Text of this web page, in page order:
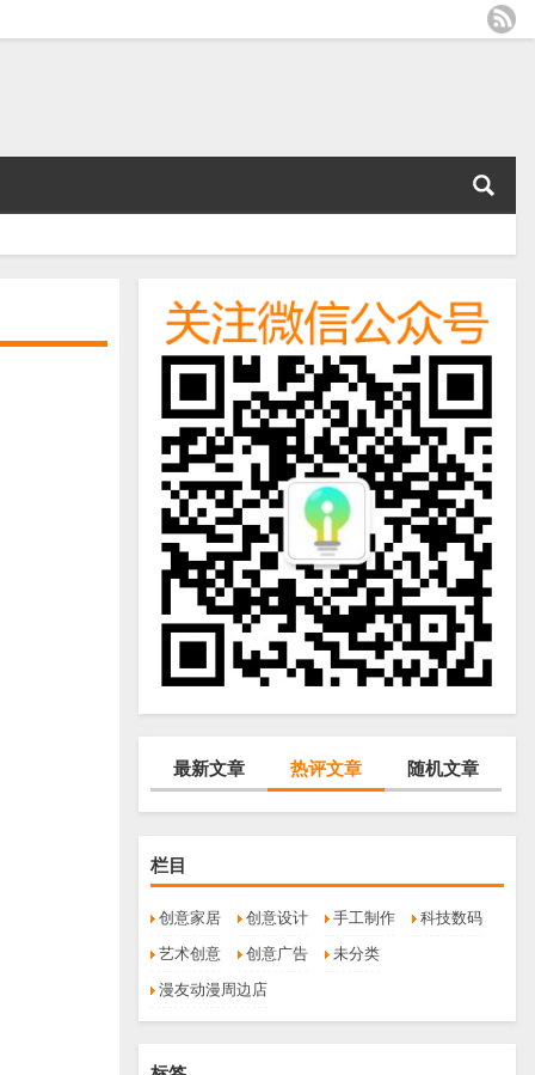
最新文章 热评文章 随机文章
栏目
创意家居 创意设计 手工制作
科技数码
艺术创意
创意广告
未分类
漫友动漫周边店